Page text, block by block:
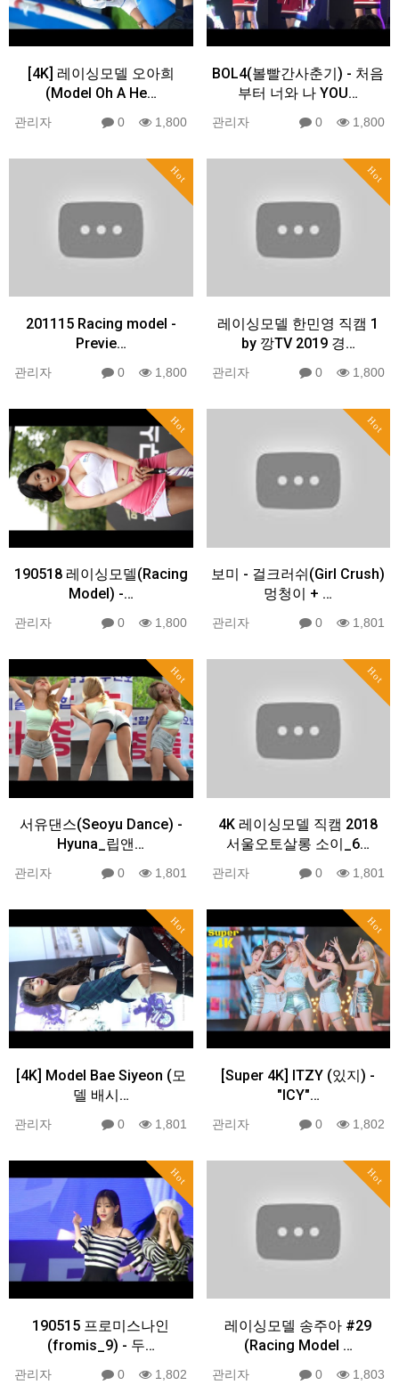
[4K] 레이싱모델 오아희
(Model Oh A He…
관리자 0 1,800
BOL4(볼빨간사춘기) - 처음
부터 너와 나 YOU…
관리자 0 1,800
Hot
201115 Racing model -
Previe…
관리자 0 1,800
Hot
레이싱모델 한민영 직캠 1
by 깡TV 2019 경…
관리자 0 1,800
Hot
190518 레이싱모델(Racing
Model) -…
관리자 0 1,800
Hot
보미 - 걸크러쉬(Girl Crush)
멍청이 + …
관리자 0 1,801
Hot
서유댄스(Seoyu Dance) -
Hyuna_립앤…
관리자 0 1,801
Hot
4K 레이싱모델 직캠 2018
서울오토살롱 소이_6…
관리자 0 1,801
Hot
[4K] Model Bae Siyeon (모
델 배시…
관리자 0 1,801
Hot
[Super 4K] ITZY (있지) -
"ICY"…
관리자 0 1,802
Hot
190515 프로미스나인
(fromis_9) - 두…
관리자 0 1,802
Hot
레이싱모델 송주아 #29
(Racing Model …
관리자 0 1,803